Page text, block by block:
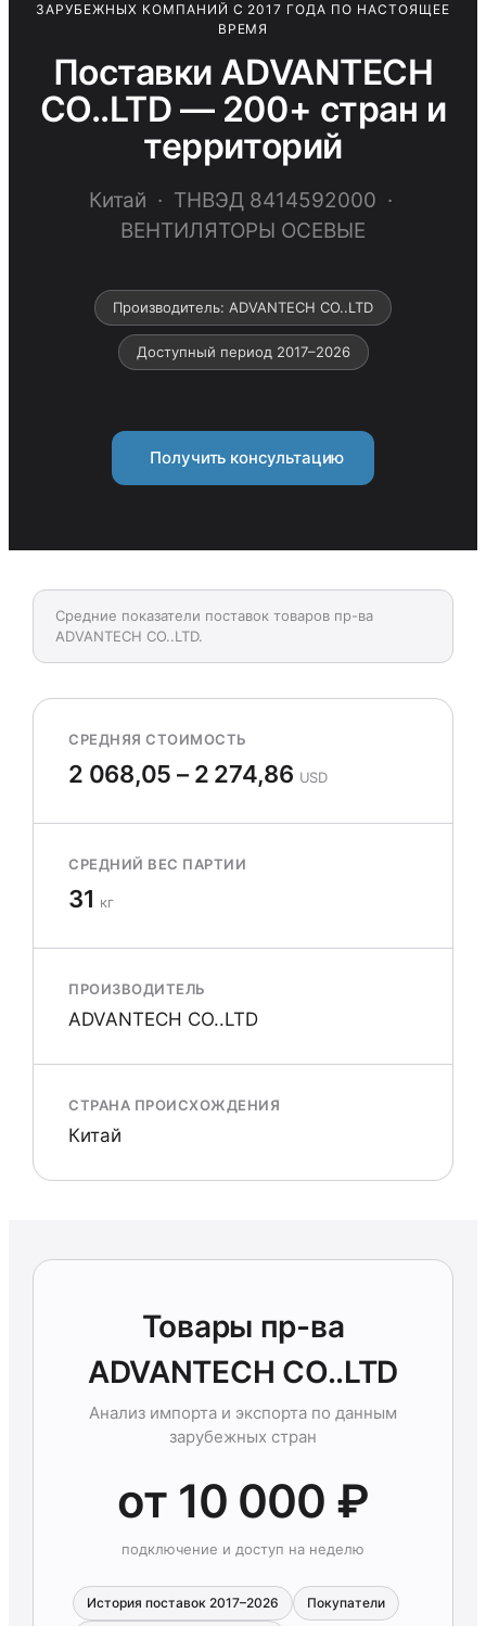
ЗАРУБЕЖНЫХ КОМПАНИЙ С 2017 ГОДА ПО НАСТОЯЩЕЕ
ВРЕМЯ
Поставки ADVANTECH
CO..LTD — 200+ стран и
территорий
Китай · ТНВЭД 8414592000 ·
ВЕНТИЛЯТОРЫ ОСЕВЫЕ
Производитель: ADVANTECH CO..LTD
Доступный период 2017–2026
Получить консультацию
Средние показатели поставок товаров пр-ва
ADVANTECH CO..LTD.
СРЕДНЯЯ СТОИМОСТЬ
2 068,05 – 2 274,86 USD
СРЕДНИЙ ВЕС ПАРТИИ
31 кг
ПРОИЗВОДИТЕЛЬ
ADVANTECH CO..LTD
СТРАНА ПРОИСХОЖДЕНИЯ
Китай
Товары пр-ва
ADVANTECH CO..LTD
Анализ импорта и экспорта по данным
зарубежных стран
от 10 000 ₽
подключение и доступ на неделю
История поставок 2017–2026 Покупатели